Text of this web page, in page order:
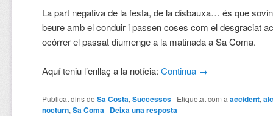
La part negativa de la festa, de la disbauxa… és que
beure amb el conduir i passen coses com el desgraciat
ocórrer el passat diumenge a la matinada a Sa Coma.
Aquí teniu l’enllaç a la notícia:Continua →
Publicat dins de Sa Costa,Successos | Etiquetat com a accident,
nocturn,Sa Coma | Deixa una resposta